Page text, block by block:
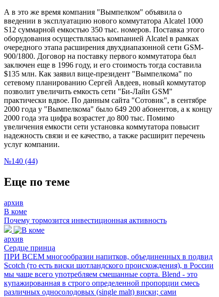
А в это же время компания "Вымпелком" объявила о
введении в эксплуатацию нового коммутатора Alcatel 1000
S12 суммарной емкостью 350 тыс. номеров. Поставка этого
оборудования осуществлялась компанией Alcatel в рамках
очередного этапа расширения двухдиапазонной сети GSM-
900/1800. Договор на поставку первого коммутатора был
заключен еще в 1996 году, и его стоимость тогда составила
$135 млн. Как заявил вице-президент "Вымпелкома" по
сетевому планированию Сергей Авдеев, новый коммутатор
позволит увеличить емкость сети "Би-Лайн GSM"
практически вдвое. По данным сайта "Сотовик", в сентябре
2000 года у "Вымпелкома" было 649 200 абонентов, а к концу
2000 года эта цифра возрастет до 800 тыс. Помимо
увеличения емкости сети установка коммутатора повысит
надежность связи и ее качество, а также расширит перечень
услуг компании.
№140 (44)
Еще по теме
архив
В коме
Почему тормозится инвестиционная активность
архив
Сердце принца
ПРИ ВСЕМ многообразии напитков, объединенных в подвид
Scotсh (то есть виски шотландского происхождения), в России
мы чаще всего употребляем смешанные сорта. Blend - это
купажированная в строго определенной пропорции смесь
различных односолодовых (single malt) виски; сами